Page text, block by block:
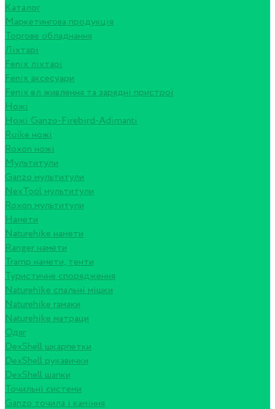
Каталог
Маркетингова продукція
Торгове обладнання
Ліхтарі
Fenix ліхтарі
Fenix аксесуари
Fenix ел живлення та зарядні пристрої
Ножі
Ножі Ganzo-Firebird-Adimanti
Ruike ножі
Roxon ножi
Мультитули
Ganzo мультитули
NexTool мультитули
Roxon мультитули
Намети
Naturehike намети
Ranger намети
Tramp намети, тенти
Туристичне спорядження
Naturehike спальні мішки
Naturehike гамаки
Naturehike матраци
Одяг
DexShell шкарпетки
DexShell рукавички
DexShell шапки
Точильні системи
Ganzo точила і каміння